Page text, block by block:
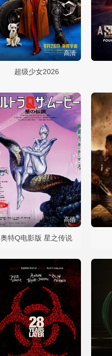
高清
超级少女2026
高清
奥特Q电影版 星之传说